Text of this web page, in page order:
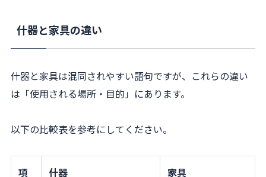
什器と家具の違い
什器と家具は混同されやすい語句ですが、これらの違い
は「使用される場所・目的」にあります。
以下の比較表を参考にしてください。
項
什器 家具